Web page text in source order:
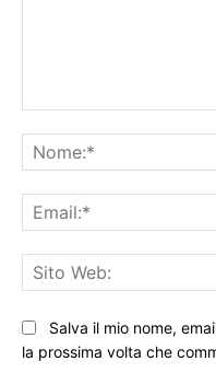
Salva il mio nome,
la prossima volta che